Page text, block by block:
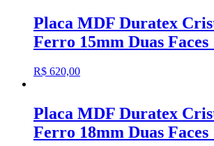
Placa MDF Duratex
Ferro 15mm Duas Faces
R$ 620,00
Placa MDF Duratex
Ferro 18mm Duas Faces